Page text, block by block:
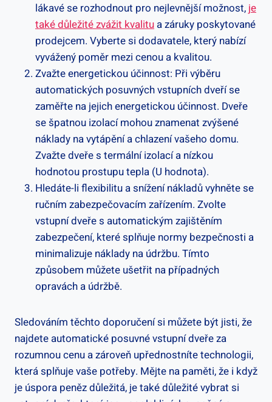
lákavé ​se ⁢rozhodnout pro nejlevnější možnost, je
‍také důležité zvážit kvalitu a záruky poskytované
prodejcem. Vyberte si ⁢dodavatele, který⁤ nabízí
vyvážený poměr mezi cenou​ a​ kvalitou.
Zvažte energetickou⁤ účinnost: Při‌ výběru
⁣automatických posuvných vstupních dveří se
zaměřte ‍na jejich energetickou účinnost. Dveře
se špatnou izolací mohou znamenat zvýšené
⁢náklady na ​vytápění a chlazení ⁣vašeho domu.
Zvažte ‍dveře‌ s ⁢termální‍ izolací a nízkou
hodnotou prostupu tepla ⁤(U hodnota).
Hledáte-li flexibilitu‍ a‌ snížení ‌nákladů vyhněte se
⁤ručním ‌zabezpečovacím ⁤zařízením. Zvolte
vstupní dveře s automatickým zajištěním
zabezpečení,‍ které splňuje⁤ normy bezpečnosti​ a ​
minimalizuje náklady ⁣na údržbu. ⁤Tímto
způsobem můžete⁣ ušetřit na případných
opravách a údržbě.
Sledováním těchto doporučení si ⁢můžete být jisti, že
najdete automatické posuvné vstupní ‍dveře za
rozumnou cenu a zároveň upřednostníte⁣ technologii,⁢
která splňuje vaše potřeby. Mějte na paměti,⁢ že i když
je⁤ úspora peněz důležitá, je⁤ také důležité vybrat si